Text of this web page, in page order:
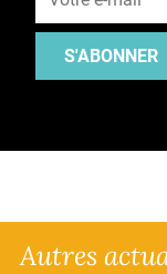
S'ABONNER
Autres